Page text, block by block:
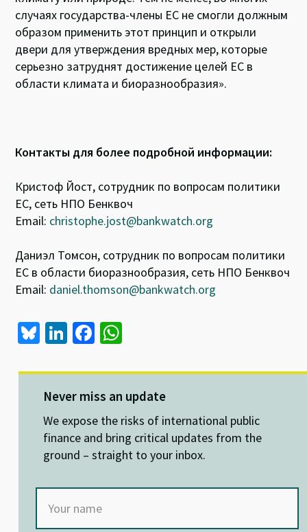
случаях государства-члены ЕС не смогли должным
образом применить этот принцип и открыли
двери для утверждения вредных мер, которые
серьезно затруднят достижение целей ЕС в
области климата и биоразнообразия».
Контакты для более подробной информации:
Кристоф Йост, сотрудник по вопросам политики
ЕС, сеть НПО Бенквоч
Email: christophe.jost@bankwatch.org
Даниэл Томсон, сотрудник по вопросам политики
ЕС в области биоразнообразия, сеть НПО Бенквоч
Email: daniel.thomson@bankwatch.org
Bl
es
ky
Li
ke
dI
n
Fa
b
o
o
k
at
sA
p
p
Never miss an update
We expose the risks of international public
finance and bring critical updates from the
ground – straight to your inbox.